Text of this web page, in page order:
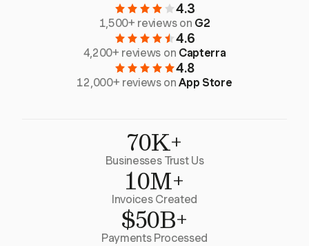
4.3
1,500+ reviews on G2
4.6
4,200+ reviews on Capterra
4.8
12,000+ reviews onApp Store
70K+
Businesses Trust Us
10M+
Invoices Created
$50B+
Payments Processed